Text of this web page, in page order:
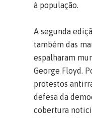
à população.
A segunda
também das
espalharam
George Floyd.
protestos
defesa da
cobertura